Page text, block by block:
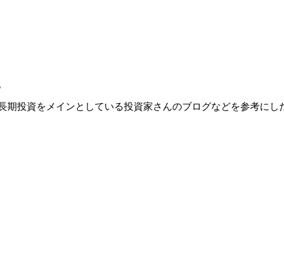
期投資をメインとしている投資家さんのブログなどを参考にし